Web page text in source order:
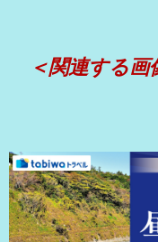
＜関連する画